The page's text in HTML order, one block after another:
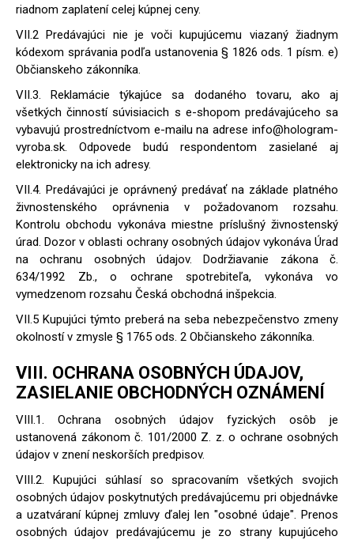
riadnom zaplatení celej kúpnej ceny.
VII.2 Predávajúci nie je voči kupujúcemu viazaný žiadnym
kódexom správania podľa ustanovenia § 1826 ods. 1 písm. e)
Občianskeho zákonníka.
VII.3. Reklamácie týkajúce sa dodaného tovaru, ako aj
všetkých činností súvisiacich s e-shopom predávajúceho sa
vybavujú prostredníctvom e-mailu na adrese info@hologram-
vyroba.sk. Odpovede budú respondentom zasielané aj
elektronicky na ich adresy.
VII.4. Predávajúci je oprávnený predávať na základe platného
živnostenského oprávnenia v požadovanom rozsahu.
Kontrolu obchodu vykonáva miestne príslušný živnostenský
úrad. Dozor v oblasti ochrany osobných údajov vykonáva Úrad
na ochranu osobných údajov. Dodržiavanie zákona č.
634/1992 Zb., o ochrane spotrebiteľa, vykonáva vo
vymedzenom rozsahu Česká obchodná inšpekcia.
VII.5 Kupujúci týmto preberá na seba nebezpečenstvo zmeny
okolností v zmysle § 1765 ods. 2 Občianskeho zákonníka.
VIII. OCHRANA OSOBNÝCH ÚDAJOV,
ZASIELANIE OBCHODNÝCH OZNÁMENÍ
VIII.1. Ochrana osobných údajov fyzických osôb je
ustanovená zákonom č. 101/2000 Z. z. o ochrane osobných
údajov v znení neskorších predpisov.
VIII.2. Kupujúci súhlasí so spracovaním všetkých svojich
osobných údajov poskytnutých predávajúcemu pri objednávke
a uzatváraní kúpnej zmluvy ďalej len "osobné údaje". Prenos
osobných údajov predávajúcemu je zo strany kupujúceho